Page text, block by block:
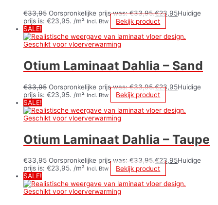
€33,95 Oorspronkelijke prijs was: €33,95.€23,95Huidige
prijs is: €23,95. /m² Incl. Btw
Bekijk product
SALE!
Otium Laminaat Dahlia – Sand
€33,95 Oorspronkelijke prijs was: €33,95.€23,95Huidige
prijs is: €23,95. /m² Incl. Btw
Bekijk product
SALE!
Otium Laminaat Dahlia – Taupe
€33,95 Oorspronkelijke prijs was: €33,95.€23,95Huidige
prijs is: €23,95. /m² Incl. Btw
Bekijk product
SALE!